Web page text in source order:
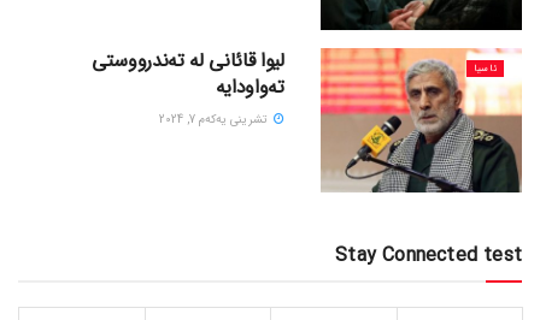
ئاسیا
لیوا قائانی لە تەندرووستی
تەواودایە
تشرینی یه‌كه‌م 7, 2024
Stay Connected test